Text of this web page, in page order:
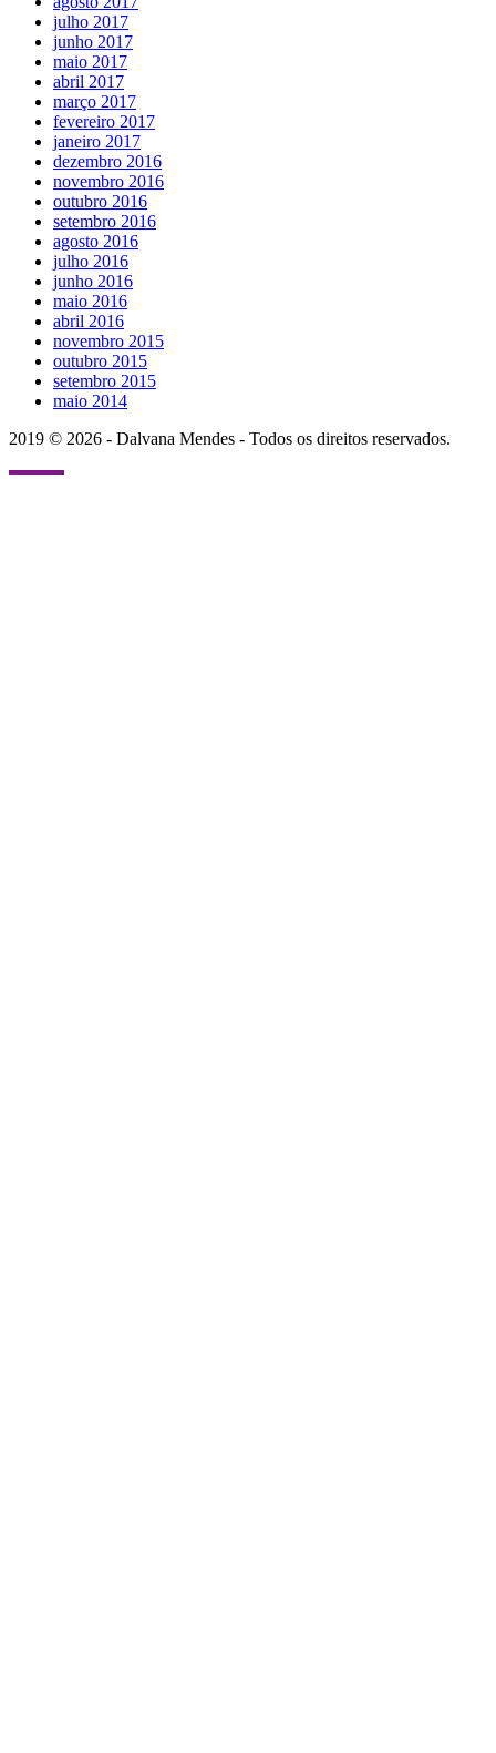
julho 2017
junho 2017
maio 2017
abril 2017
março 2017
fevereiro 2017
janeiro 2017
dezembro 2016
novembro 2016
outubro 2016
setembro 2016
agosto 2016
julho 2016
junho 2016
maio 2016
abril 2016
novembro 2015
outubro 2015
setembro 2015
maio 2014
2019 © 2026 - Dalvana Mendes - Todos os direitos reservados.